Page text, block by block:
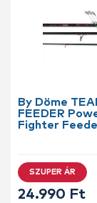
By Döme
FEEDER
Fighter
SZUPER ÁR
24.990 Ft